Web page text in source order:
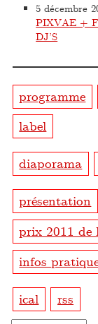
5 décembre
PIXVAE +
DJ’S
programme
label
diaporama
présentation
prix 2011 de
infos
ical rss